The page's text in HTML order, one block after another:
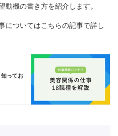
動機の書き方を紹介します。
についてはこちらの記事で詳し
ってお